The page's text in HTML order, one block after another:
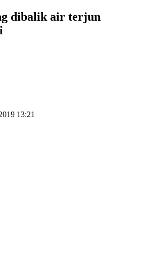
dibalik air terjun
13:21